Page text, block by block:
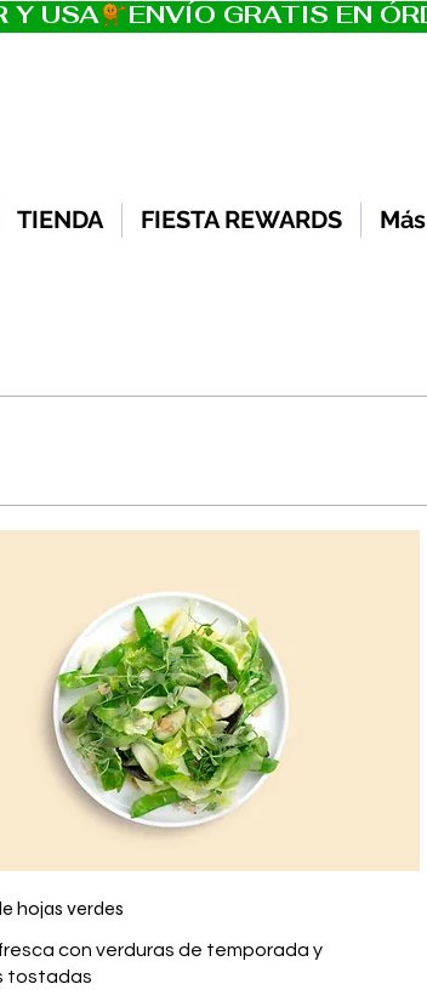
Y USA
TIENDA FIESTA REWARDS Más
hojas verdes
con verduras de temporada y
tostadas